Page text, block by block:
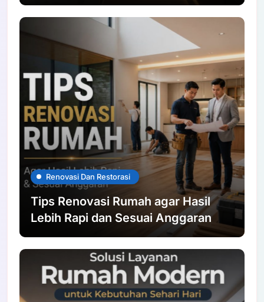
Renovasi Dan Restorasi
Tips Renovasi Rumah agar Hasil
Lebih Rapi dan Sesuai Anggaran